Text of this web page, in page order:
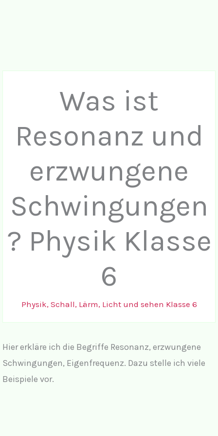
Was ist
Resonanz und
erzwungene
Schwingungen
? Physik Klasse
6
Physik, Schall, Lärm, Licht und sehen Klasse 6
Hier erkläre ich die Begriffe Resonanz, erzwungene
Schwingungen, Eigenfrequenz. Dazu stelle ich viele
Beispiele vor.